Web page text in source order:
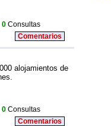
0 Consultas
Comentarios
alojamientos de
0 Consultas
Comentarios